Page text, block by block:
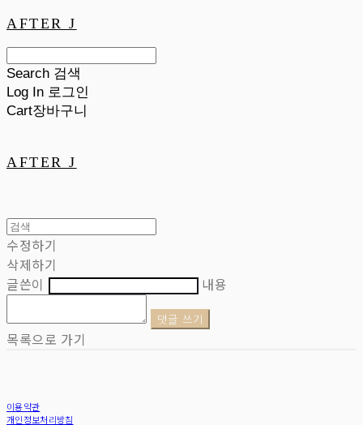
AFTER J
Search 검색
Log In 로그인
Cart장바구니
AFTER J
수정하기
삭제하기
글쓴이
내용
댓글 쓰기
목록으로 가기
이용약관
개인정보처리방침